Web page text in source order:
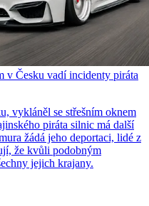
v Česku vadí incidenty piráta
vykláněl se střešním oknem
piráta silnic má další
žádá jeho deportaci, lidé z
že kvůli podobným
jejich krajany.